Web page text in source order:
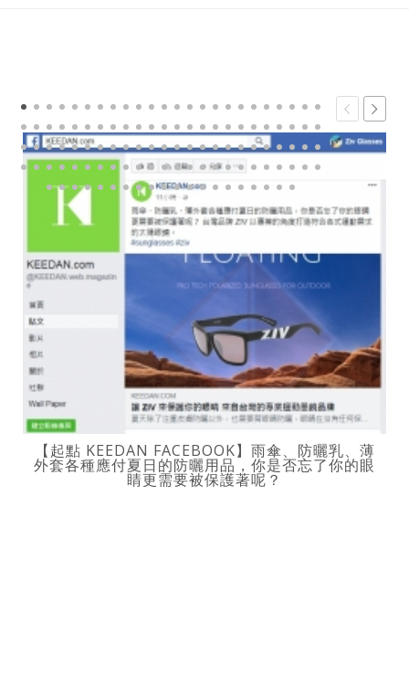
【起點 KEEDAN FACEBOOK】雨傘、防曬乳、薄
外套各種應付夏日的防曬用品，你是否忘了你的眼
睛更需要被保護著呢？